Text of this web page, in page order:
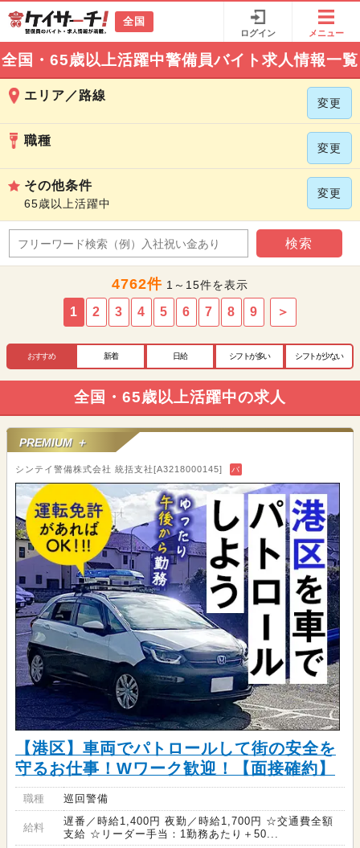
全国
ログイン メニュー
全国・65歳以上活躍中警備員バイト求人情報一覧
エリア／路線
変更
職種
変更
その他条件
65歳以上活躍中
変更
検索
4762件 1～15件を表示
1 2 3 4 5 6 7 8 9 ＞
おすすめ 新着 日給 シフトが多い シフトが少ない
全国・65歳以上活躍中の求人
PREMIUM ＋
シンテイ警備株式会社 統括支社[A3218000145] バ
【港区】車両でパトロールして街の安全を
守るお仕事！Wワーク歓迎！【面接確約】
職種 巡回警備
給料
遅番／時給1,400円 夜勤／時給1,700円 ☆交通費全額
支給 ☆リーダー手当：1勤務あたり＋50...